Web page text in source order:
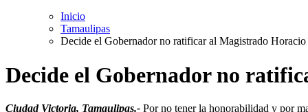
Inicio
Tamaulipas
Decide el Gobernador no ratificar al Magistrado
Decide el Gobernador no
Ciudad Victoria, Tamaulipas.- Por no tener la honorabilidad y por